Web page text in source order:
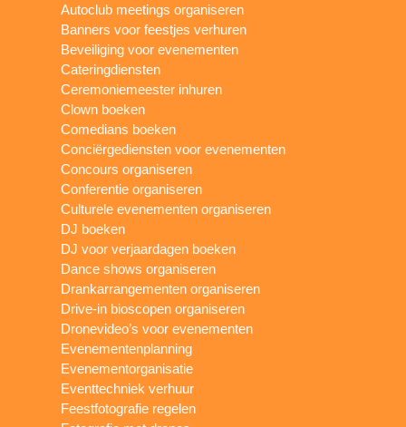
Autoclub meetings organiseren
Banners voor feestjes verhuren
Beveiliging voor evenementen
Cateringdiensten
Ceremoniemeester inhuren
Clown boeken
Comedians boeken
Conciërgediensten voor evenementen
Concours organiseren
Conferentie organiseren
Culturele evenementen organiseren
DJ boeken
DJ voor verjaardagen boeken
Dance shows organiseren
Drankarrangementen organiseren
Drive-in bioscopen organiseren
Dronevideo’s voor evenementen
Evenementenplanning
Evenementorganisatie
Eventtechniek verhuur
Feestfotografie regelen